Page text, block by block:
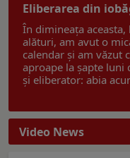
Eliberarea din
În dimineața
alături, am avut o
calendar și am văzut
aproape la șapte luni
și eliberator: abia
Video News